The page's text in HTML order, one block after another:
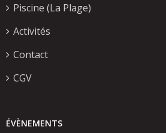
Piscine (La Plage)
Activités
Contact
CGV
ÉVÈNEMENTS